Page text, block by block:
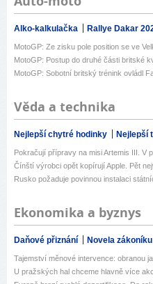
Alko-kalkulačka Rallye Dakar
MotoGP: Ze zisku pole position se ve
MotoGP: Postup do druhé části britské
MotoGP: Sobotní britský trénink ovládl
Věda a technika
Nejlepší chytré hodinky Nejlepší
Pokračují přípravy na misi Artemis III. V
Čínští výrobci opět kopírují Apple. Pět
Rusko požaduje povinnou instalaci
Ekonomika a byznys
Daňové přiznání Novela
Tajemství měnové intervence: obranou
U pražských hal chceme hlavně více